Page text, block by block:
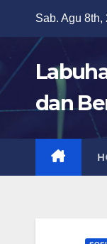
content
Sab. Agu 8th,
dan